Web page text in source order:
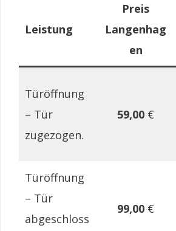
Leistung
Preis
Langenhag
en
Türöffnung
– Tür
zugezogen.
59,00 €
Türöffnung
– Tür
abgeschloss
99,00 €